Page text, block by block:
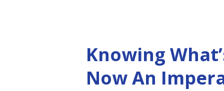
Knowing
Now An